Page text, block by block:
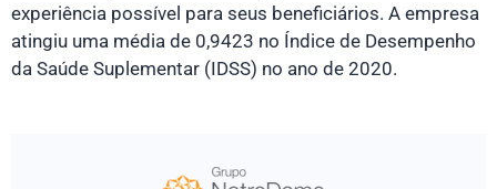
experiência possível para seus beneficiários. A empresa
atingiu uma média de 0,9423 no Índice de Desempenho
da Saúde Suplementar (IDSS) no ano de 2020.